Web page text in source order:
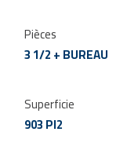
Pièces
3 1/2 + BUREAU
Superficie
903 PI2